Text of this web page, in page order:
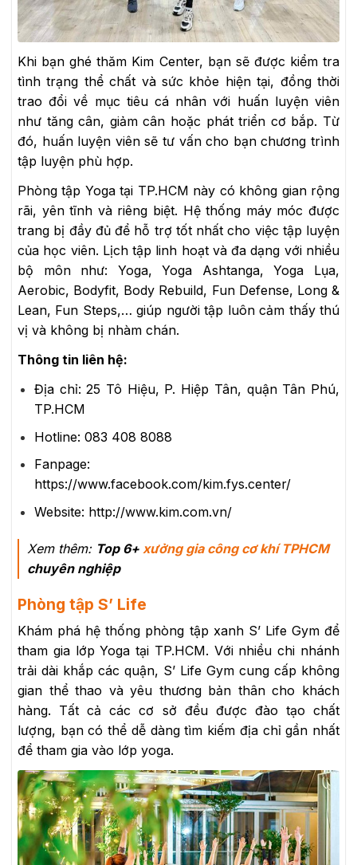
Khi bạn ghé thăm Kim Center, bạn sẽ được kiểm tra
tình trạng thể chất và sức khỏe hiện tại, đồng thời
trao đổi về mục tiêu cá nhân với huấn luyện viên
như tăng cân, giảm cân hoặc phát triển cơ bắp. Từ
đó, huấn luyện viên sẽ tư vấn cho bạn chương trình
tập luyện phù hợp.
Phòng tập Yoga tại TP.HCM này có không gian rộng
rãi, yên tĩnh và riêng biệt. Hệ thống máy móc được
trang bị đầy đủ để hỗ trợ tốt nhất cho việc tập luyện
của học viên. Lịch tập linh hoạt và đa dạng với nhiều
bộ môn như: Yoga, Yoga Ashtanga, Yoga Lụa,
Aerobic, Bodyfit, Body Rebuild, Fun Defense, Long &
Lean, Fun Steps,… giúp người tập luôn cảm thấy thú
vị và không bị nhàm chán.
Thông tin liên hệ:
Địa chỉ: 25 Tô Hiệu, P. Hiệp Tân, quận Tân Phú,
TP.HCM
Hotline: 083 408 8088
Fanpage:
https://www.facebook.com/kim.fys.center/
Website: http://www.kim.com.vn/
Xem thêm: Top 6+ xưởng gia công cơ khí TPHCM
chuyên nghiệp
Phòng tập S’ Life
Khám phá hệ thống phòng tập xanh S’ Life Gym để
tham gia lớp Yoga tại TP.HCM. Với nhiều chi nhánh
trải dài khắp các quận, S’ Life Gym cung cấp không
gian thể thao và yêu thương bản thân cho khách
hàng. Tất cả các cơ sở đều được đào tạo chất
lượng, bạn có thể dễ dàng tìm kiếm địa chỉ gần nhất
để tham gia vào lớp yoga.